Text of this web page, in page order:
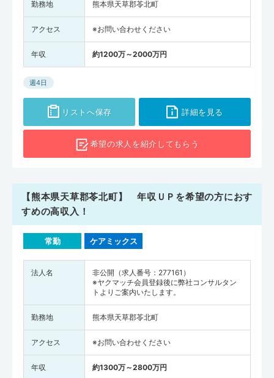
勤務地 熊本県天草郡苓北町
アクセス ※お問い合わせください
年収 約1200万～2000万円
週4日
リストへ保存 詳細を見る
希望の求人を紹介してもらう
【熊本県天草郡苓北町】 年収ＵＰを希望の方におす
すめの高収入！
常勤 ケアミックス
法人名
非公開（求人番号：277161）
※ヤクマッチ会員登録後に弊社コンサルタン
トよりご案内いたします。
勤務地 熊本県天草郡苓北町
アクセス ※お問い合わせください
年収 約1300万～2800万円